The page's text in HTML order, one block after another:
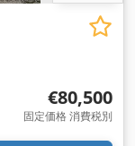
€80,500
固定価格 消費税別